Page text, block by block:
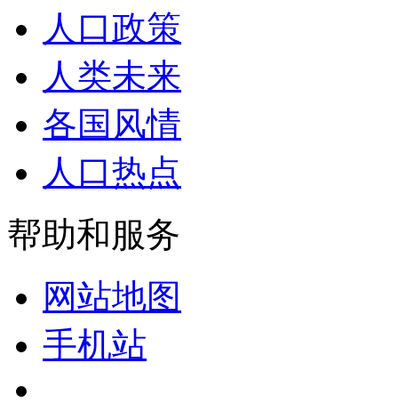
人口政策
人类未来
各国风情
人口热点
帮助和服务
网站地图
手机站